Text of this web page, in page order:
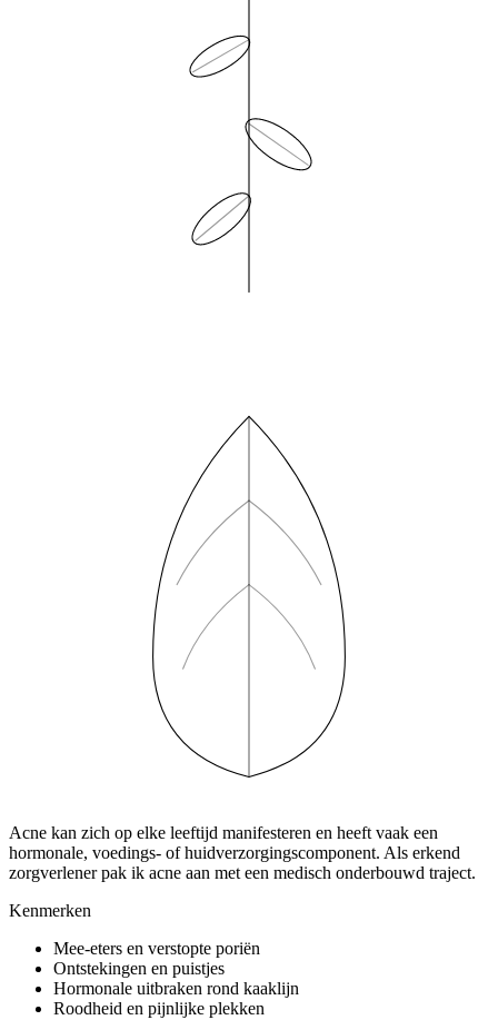
Acne kan zich op elke leeftijd manifesteren en heeft vaak een
hormonale, voedings- of huidverzorgings­component. Als erkend
zorgverlener pak ik acne aan met een medisch onderbouwd traject.
Kenmerken
Mee-eters en verstopte poriën
Ontstekingen en puistjes
Hormonale uitbraken rond kaaklijn
Roodheid en pijnlijke plekken